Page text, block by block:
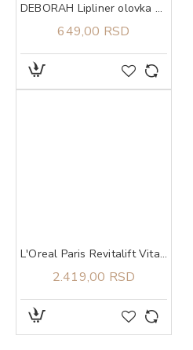
DEBORAH Lipliner olovka za usne 01
649,00 RSD
L'Oreal Paris Revitalift Vitamin C dnevna krema, 50 ml
2.419,00 RSD